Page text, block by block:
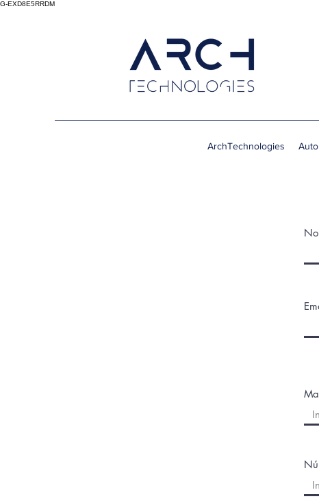
G-EXD8E5RRDM
ArchTechnologies